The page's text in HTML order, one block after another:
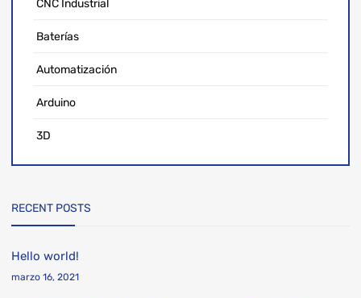
CNC Industrial
Baterías
Automatización
Arduino
3D
RECENT POSTS
Hello world!
marzo 16, 2021